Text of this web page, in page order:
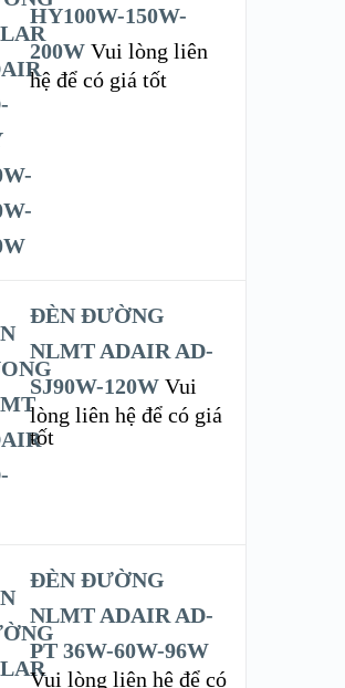
HY100W-150W-
200W Vui lòng liên
hệ để có giá tốt
ĐÈN ĐƯỜNG
NLMT ADAIR AD-
SJ90W-120W Vui
lòng liên hệ để có giá
tốt
ĐÈN ĐƯỜNG
NLMT ADAIR AD-
PT 36W-60W-96W
Vui lòng liên hệ để có